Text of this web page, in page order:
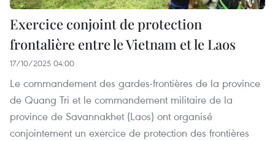
Exercice conjoint de protection
frontalière entre le Vietnam et le Laos
17/10/2025 04:00
Le commandement des gardes-frontières de la province
de Quang Tri et le commandement militaire de la
province de Savannakhet (Laos) ont organisé
conjointement un exercice de protection des frontières